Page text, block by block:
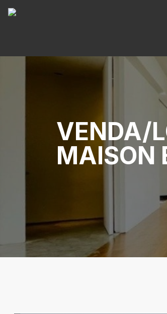
VENDA/
MAISON